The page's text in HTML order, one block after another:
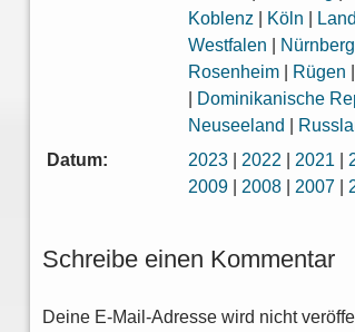
Koblenz
Köln
Westfalen
Nürnberg
Rosenheim
Rügen
Dominikanische
Neuseeland
Datum:
2023 |2022 |2021 |
2009 |2008 |2007 |
Schreibe einen Kommentar
Deine E-Mail-Adresse wird nicht